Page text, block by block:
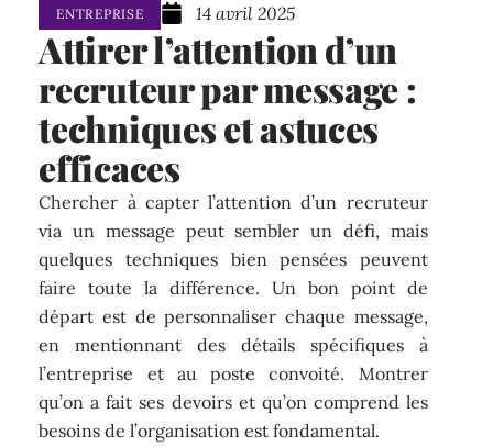
ENTREPRISE 14 avril 2025
Attirer l’attention d’un
recruteur par message :
techniques et astuces
efficaces
Chercher à capter l’attention d’un recruteur
via un message peut sembler un défi, mais
quelques techniques bien pensées peuvent
faire toute la différence. Un bon point de
départ est de personnaliser chaque message,
en mentionnant des détails spécifiques à
l’entreprise et au poste convoité. Montrer
qu’on a fait ses devoirs et qu’on comprend les
besoins de l’organisation est fondamental.